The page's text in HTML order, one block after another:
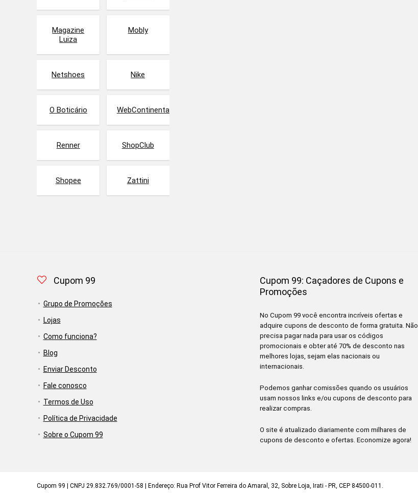
Magazine
Luiza
Mobly
Netshoes Nike
O Boticário WebContinental
Renner ShopClub
Shopee Zattini
Cupom 99
Grupo de Promoções
Lojas
Como funciona?
Blog
Enviar Desconto
Fale conosco
Termos de Uso
Política de Privacidade
Sobre o Cupom 99
Cupom 99: Caçadores de Cupons e
Promoções
No Cupom 99 você encontra incríveis ofertas e
adquire cupons de desconto de forma gratuita. Não
precisa pagar nada para usar os códigos
promocionais e obter até 70% de desconto nas
melhores lojas, sejam elas nacionais ou
internacionais.
Podemos ganhar comissões quando os usuários
usam nossos links e/ou cupons de desconto para
realizar compras.
O site é atualizado diariamente com milhares de
cupons de desconto e ofertas. Economize agora!
Cupom 99 | CNPJ 29.832.769/0001-58 | Endereço: Rua Prof Vitor Ferreira do Amaral, 32, Sobre Loja, Irati - PR, CEP 84500-011.